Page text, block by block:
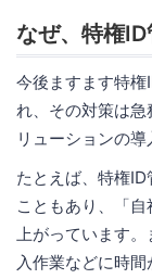
なぜ、特権
今後ますます特権
れ、その対策は
リューションの導
たとえば、特権
こともあり、「
上がっています
入作業などに時